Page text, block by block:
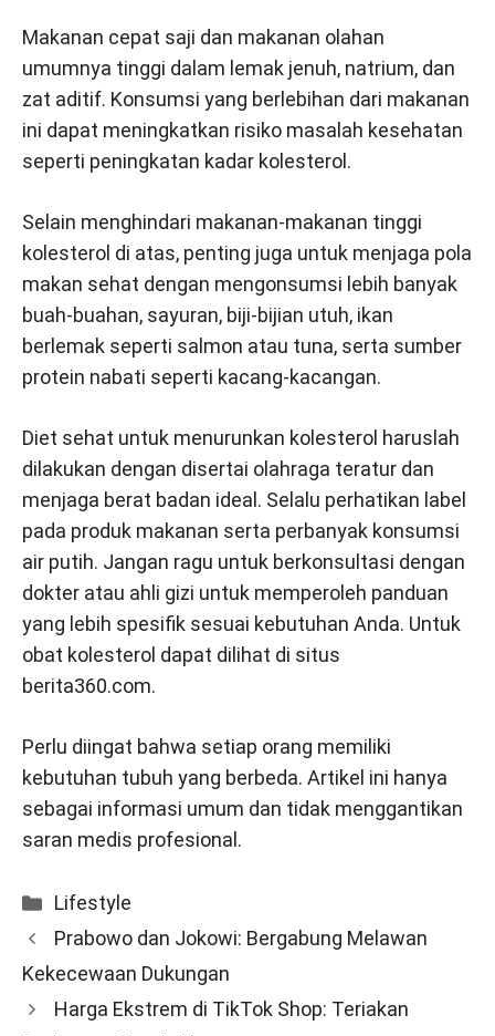
Makanan cepat saji dan makanan olahan
umumnya tinggi dalam lemak jenuh, natrium, dan
zat aditif. Konsumsi yang berlebihan dari makanan
ini dapat meningkatkan risiko masalah kesehatan
seperti peningkatan kadar kolesterol.
Selain menghindari makanan-makanan tinggi
kolesterol di atas, penting juga untuk menjaga pola
makan sehat dengan mengonsumsi lebih banyak
buah-buahan, sayuran, biji-bijian utuh, ikan
berlemak seperti salmon atau tuna, serta sumber
protein nabati seperti kacang-kacangan.
Diet sehat untuk menurunkan kolesterol haruslah
dilakukan dengan disertai olahraga teratur dan
menjaga berat badan ideal. Selalu perhatikan label
pada produk makanan serta perbanyak konsumsi
air putih. Jangan ragu untuk berkonsultasi dengan
dokter atau ahli gizi untuk memperoleh panduan
yang lebih spesifik sesuai kebutuhan Anda. Untuk
obat kolesterol dapat dilihat di situs
berita360.com.
Perlu diingat bahwa setiap orang memiliki
kebutuhan tubuh yang berbeda. Artikel ini hanya
sebagai informasi umum dan tidak menggantikan
saran medis profesional.
Categories
Lifestyle
Prabowo dan Jokowi: Bergabung Melawan
Kekecewaan Dukungan
Harga Ekstrem di TikTok Shop: Teriakan